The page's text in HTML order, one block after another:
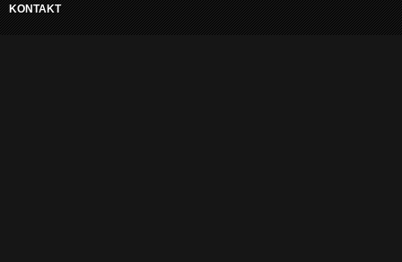
KONTAKT